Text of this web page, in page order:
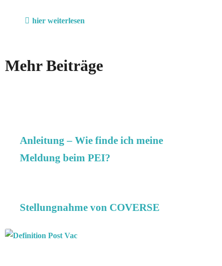
hier weiterlesen
Mehr Beiträge
Anleitung – Wie finde ich meine
Meldung beim PEI?
Stellungnahme von COVERSE